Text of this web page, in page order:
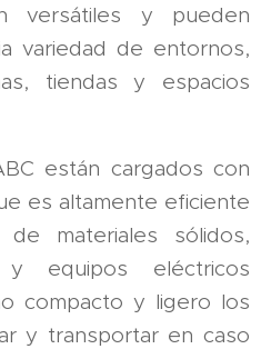
versátiles y pueden
variedad de entornos,
tiendas y espacios
están cargados con
es altamente eficiente
materiales sólidos,
y equipos eléctricos
compacto y ligero los
y transportar en caso